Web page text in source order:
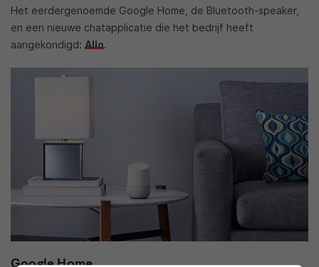
Het eerdergenoemde Google Home, de Bluetooth-speaker,
en een nieuwe chatapplicatie die het bedrijf heeft
aangekondigd: Allo.
Google Home